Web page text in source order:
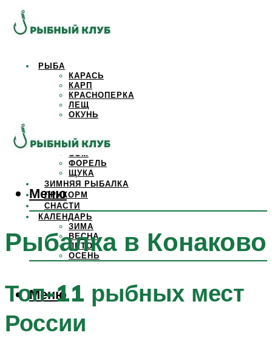
РЫБА
КАРАСЬ
КАРП
КРАСНОПЕРКА
ЛЕЩ
ОКУНЬ
САЗАН
СОМ
ФОРЕЛЬ
ЩУКА
ЗИМНЯЯ РЫБАЛКА
ПРИКОРМ
СНАСТИ
КАЛЕНДАРЬ
ЗИМА
ВЕСНА
ЛЕТО
ОСЕНЬ
Меню
Меню
Рыбалка в Конаково
Топ-11 рыбных мест
России